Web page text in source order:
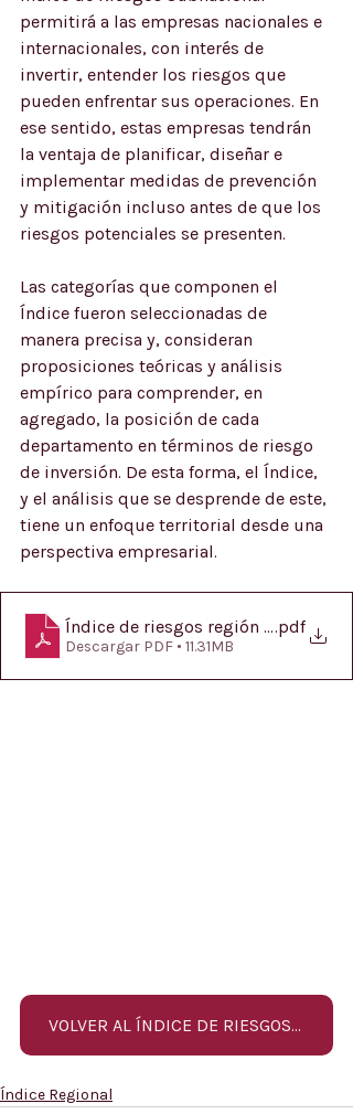
permitirá a las empresas nacionales e
internacionales, con interés de
invertir, entender los riesgos que
pueden enfrentar sus operaciones. En
ese sentido, estas empresas tendrán
la ventaja de planificar, diseñar e
implementar medidas de prevención
y mitigación incluso antes de que los
riesgos potenciales se presenten.
Las categorías que componen el
Índice fueron seleccionadas de
manera precisa y, consideran
proposiciones teóricas y análisis
empírico para comprender, en
agregado, la posición de cada
departamento en términos de riesgo
de inversión. De esta forma, el Índice,
y el análisis que se desprende de este,
tiene un enfoque territorial desde una
perspectiva empresarial.
Índice de riesgos región Orinoquía
.pdf
Descargar PDF • 11.31MB
VOLVER AL ÍNDICE DE RIESGOS REGIONAL
Índice Regional